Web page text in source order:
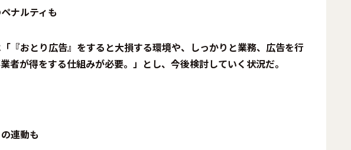
ナルティも
『おとり広告』をすると大損する環境や、しっかりと業務、広告を行
者が得をする仕組みが必要。」とし、今後検討していく状況だ。
連動も